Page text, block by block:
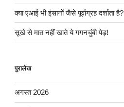
क्या एआई भी इंसानों जैसे पूर्वाग्रह दर्शाता है?
सूखे से मात नहीं खाते ये गगनचुंबी पेड़!
पुरालेख
अगस्त 2026